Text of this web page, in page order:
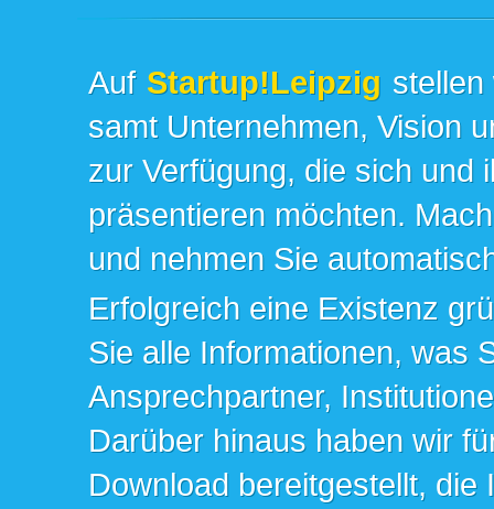
Auf Startup!Leipzig
samt Unternehmen, Vision
zur Verfügung, die sich und
präsentieren möchten.
und nehmen Sie
Erfolgreich eine Existenz
Sie alle Informationen, was
Ansprechpartner,
Darüber hinaus haben wir
Download bereitgestellt,